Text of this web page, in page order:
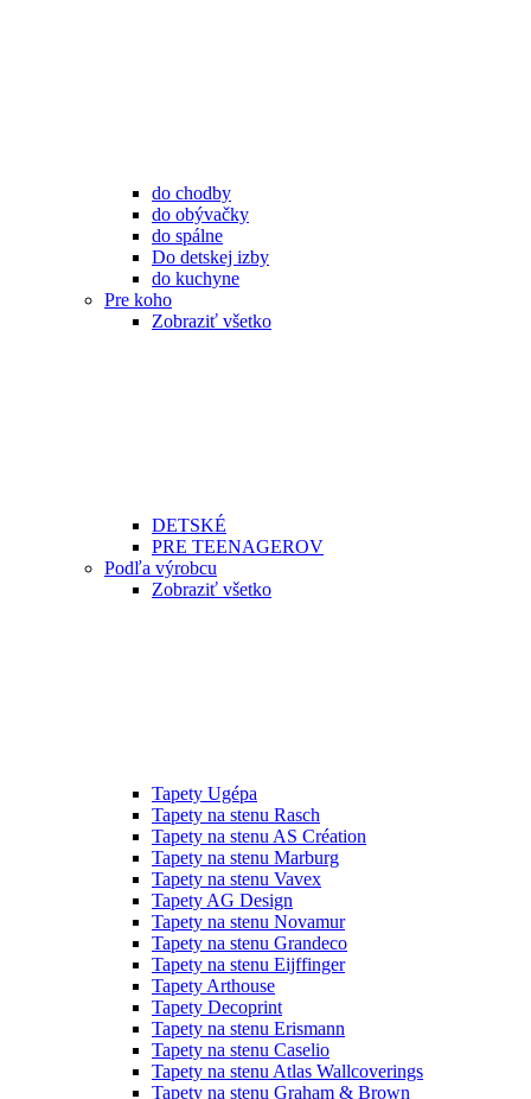
do chodby
do obývačky
do spálne
Do detskej izby
do kuchyne
Pre koho
Zobraziť všetko
DETSKÉ
PRE TEENAGEROV
Podľa výrobcu
Zobraziť všetko
Tapety Ugépa
Tapety na stenu Rasch
Tapety na stenu AS Création
Tapety na stenu Marburg
Tapety na stenu Vavex
Tapety AG Design
Tapety na stenu Novamur
Tapety na stenu Grandeco
Tapety na stenu Eijffinger
Tapety Arthouse
Tapety Decoprint
Tapety na stenu Erismann
Tapety na stenu Caselio
Tapety na stenu Atlas Wallcoverings
Tapety na stenu Graham & Brown